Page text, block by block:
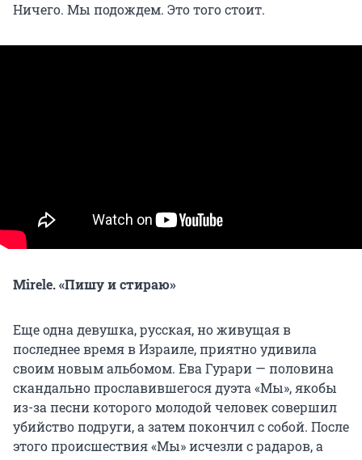
Ничего. Мы подождем. Это того стоит.
Mirele. «Пишу и стираю»
Еще одна девушка, русская, но живущая в
последнее время в Израиле, приятно удивила
своим новым альбомом. Ева Гурари — половина
скандально прославившегося дуэта «Мы», якобы
из-за песни которого молодой человек совершил
убийство подруги, а затем покончил с собой. После
этого происшествия «Мы» исчезли с радаров, а